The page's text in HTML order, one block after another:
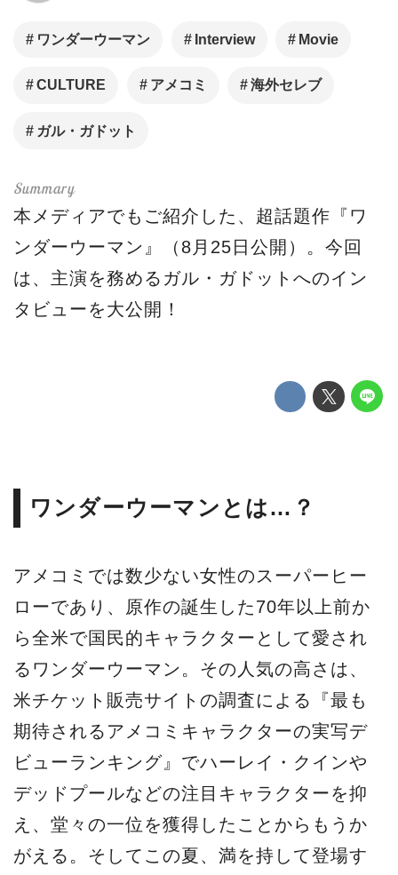
ワンダーウーマン Interview Movie
CULTURE アメコミ 海外セレブ
ガル・ガドット
本メディアでもご紹介した、超話題作『ワ
ンダーウーマン』（8月25日公開）。今回
は、主演を務めるガル・ガドットへのイン
タビューを大公開！
ワンダーウーマンとは…？
アメコミでは数少ない女性のスーパーヒー
ローであり、原作の誕生した70年以上前か
ら全米で国民的キャラクターとして愛され
るワンダーウーマン。その人気の高さは、
米チケット販売サイトの調査による『最も
期待されるアメコミキャラクターの実写デ
ビューランキング』でハーレイ・クインや
デッドプールなどの注目キャラクターを抑
え、堂々の一位を獲得したことからもうか
がえる。そしてこの夏、満を持して登場す